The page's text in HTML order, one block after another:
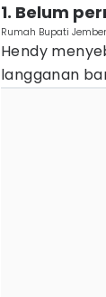
1. Belum
Rumah Bupati
Hendy
langganan